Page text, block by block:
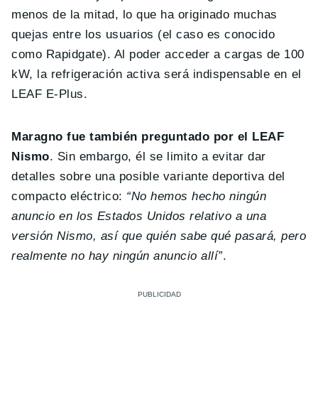
menos de la mitad, lo que ha originado muchas
quejas entre los usuarios (el caso es conocido
como Rapidgate). Al poder acceder a cargas de 100
kW, la refrigeración activa será indispensable en el
LEAF E-Plus.
Maragno fue también preguntado por el LEAF
Nismo. Sin embargo, él se limito a evitar dar
detalles sobre una posible variante deportiva del
compacto eléctrico: “No hemos hecho ningún
anuncio en los Estados Unidos relativo a una
versión Nismo, así que quién sabe qué pasará, pero
realmente no hay ningún anuncio allí”.